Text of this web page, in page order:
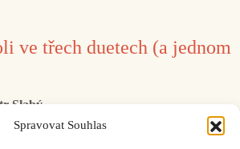
Spravovat Souhlas
ve třech duetech (a jednom
Slabý
italského „totálního“